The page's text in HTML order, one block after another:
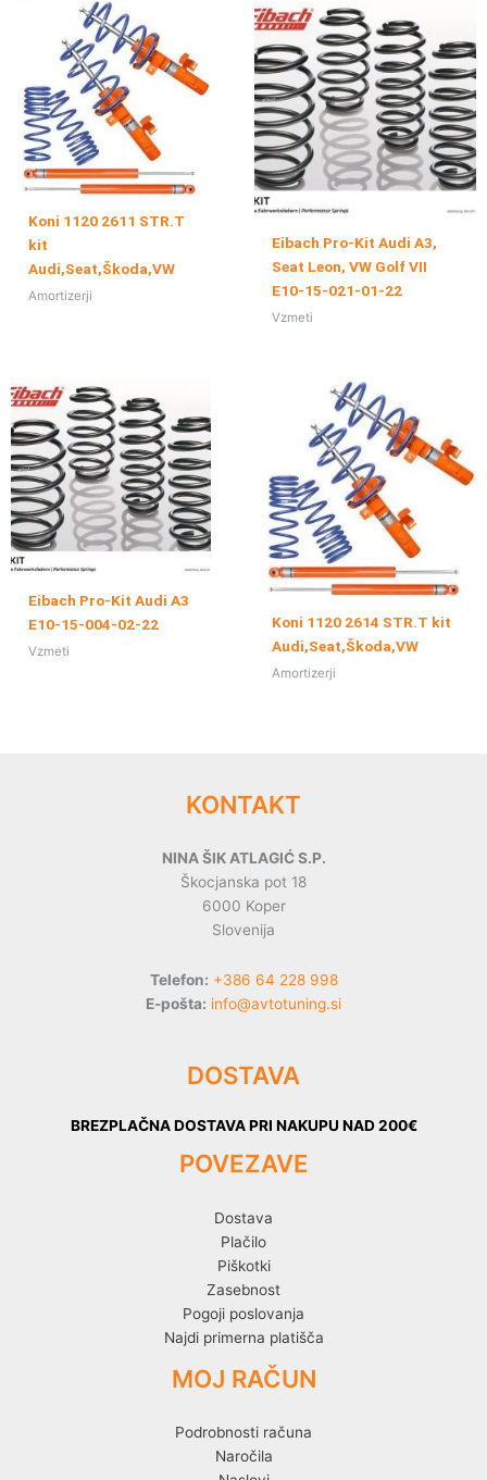
Koni 1120 2611 STR.T
kit
Audi,Seat,Škoda,VW
Amortizerji
Eibach Pro-Kit Audi A3,
Seat Leon, VW Golf VII
E10-15-021-01-22
Vzmeti
Eibach Pro-Kit Audi A3
E10-15-004-02-22
Vzmeti
Koni 1120 2614 STR.T kit
Audi,Seat,Škoda,VW
Amortizerji
KONTAKT
NINA ŠIK ATLAGIĆ S.P.
Škocjanska pot 18
6000 Koper
Slovenija
Telefon: +386 64 228 998
E-pošta: info@avtotuning.si
DOSTAVA
BREZPLAČNA DOSTAVA PRI NAKUPU NAD 200€
POVEZAVE
Dostava
Plačilo
Piškotki
Zasebnost
Pogoji poslovanja
Najdi primerna platišča
MOJ RAČUN
Podrobnosti računa
Naročila